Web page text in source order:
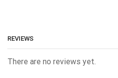
REVIEWS
There are no reviews yet.